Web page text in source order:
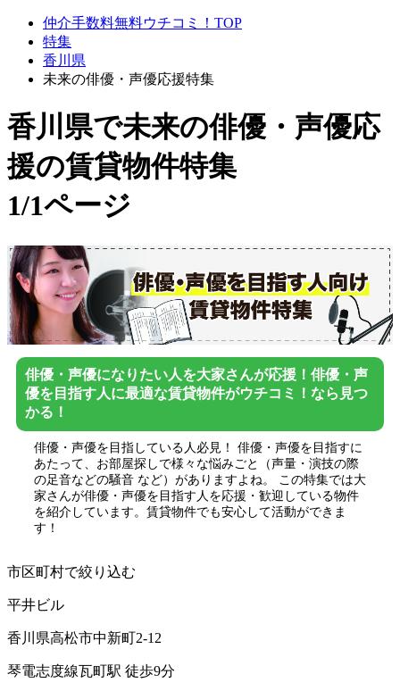
仲介手数料無料ウチコミ！TOP
特集
香川県
未来の俳優・声優応援特集
香川県で未来の俳優・声優応
援の賃貸物件特集
1/1ページ
俳優・声優になりたい人を大家さんが応援！俳優・声
優を目指す人に最適な賃貸物件がウチコミ！なら見つ
かる！
俳優・声優を目指している人必見！ 俳優・声優を目指すに
あたって、お部屋探しで様々な悩みごと（声量・演技の際
の足音などの騒音 など）がありますよね。 この特集では大
家さんが俳優・声優を目指す人を応援・歓迎している物件
を紹介しています。賃貸物件でも安心して活動ができま
す！
市区町村で絞り込む
平井ビル
香川県高松市中新町2-12
琴電志度線瓦町駅 徒歩9分